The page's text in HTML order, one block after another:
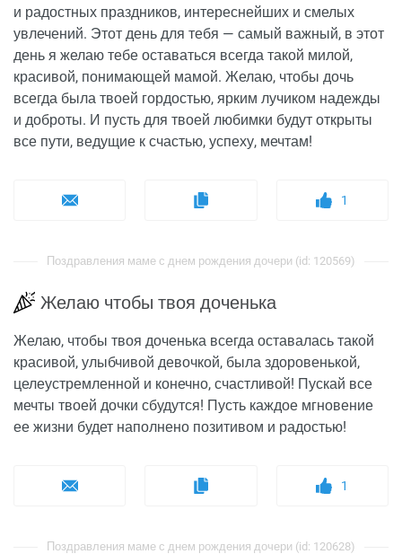
и радостных праздников, интереснейших и смелых
увлечений. Этот день для тебя — самый важный, в этот
день я желаю тебе оставаться всегда такой милой,
красивой, понимающей мамой. Желаю, чтобы дочь
всегда была твоей гордостью, ярким лучиком надежды
и доброты. И пусть для твоей любимки будут открыты
все пути, ведущие к счастью, успеху, мечтам!
1
Поздравления маме с днем рождения дочери (id: 120569)
Желаю чтобы твоя доченька
Желаю, чтобы твоя доченька всегда оставалась такой
красивой, улыбчивой девочкой, была здоровенькой,
целеустремленной и конечно, счастливой! Пускай все
мечты твоей дочки сбудутся! Пусть каждое мгновение
ее жизни будет наполнено позитивом и радостью!
1
Поздравления маме с днем рождения дочери (id: 120628)